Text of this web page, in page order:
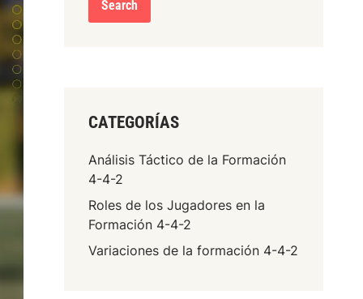
CATEGORÍAS
Análisis Táctico de la Formación
4-4-2
Roles de los Jugadores en la
Formación 4-4-2
Variaciones de la formación 4-4-2